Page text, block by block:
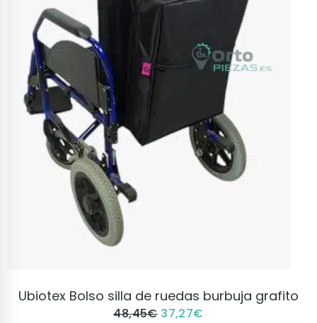
VER PRODUCTO
Ubiotex Bolso silla de ruedas burbuja grafito
48,45€ 37,27€